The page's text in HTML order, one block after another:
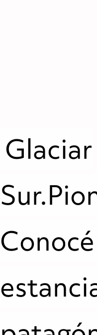
Glaciar